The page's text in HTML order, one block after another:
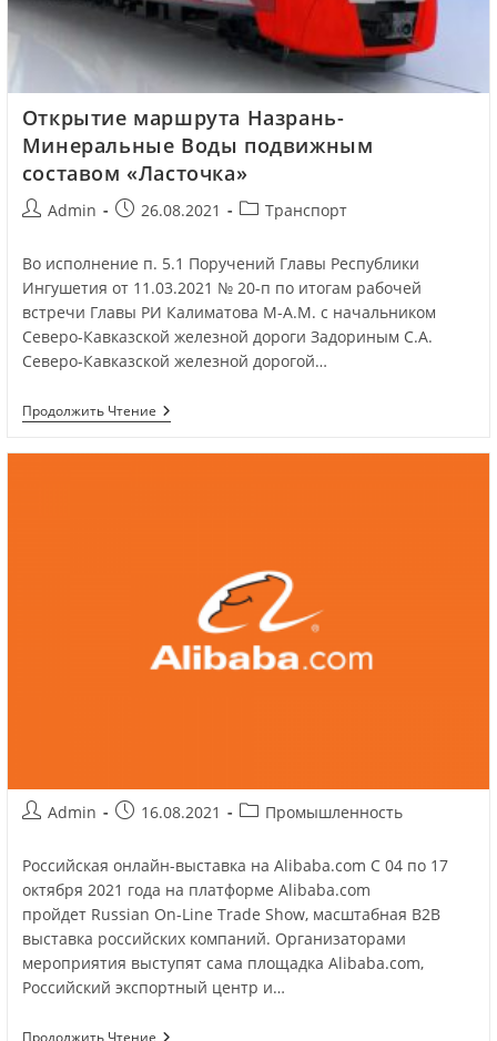
Открытие маршрута Назрань-
Минеральные Воды подвижным
составом «Ласточка»
Admin 26.08.2021 Транспорт
Во исполнение п. 5.1 Поручений Главы Республики
Ингушетия от 11.03.2021 № 20-п по итогам рабочей
встречи Главы РИ Калиматова М-А.М. с начальником
Северо-Кавказской железной дороги Задориным С.А.
Северо-Кавказской железной дорогой…
Продолжить Чтение
Admin 16.08.2021 Промышленность
Российская онлайн-выставка на Alibaba.com С 04 по 17
октября 2021 года на платформе Alibaba.com
пройдет Russian On-Line Trade Show, масштабная В2В
выставка российских компаний. Организаторами
мероприятия выступят сама площадка Alibaba.com,
Российский экспортный центр и…
Продолжить Чтение